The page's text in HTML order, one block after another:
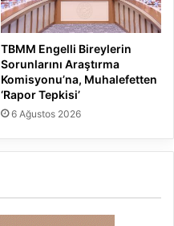
TBMM Engelli Bireylerin
Sorunlarını Araştırma
Komisyonu’na, Muhalefetten
‘Rapor Tepkisi’
6 Ağustos 2026